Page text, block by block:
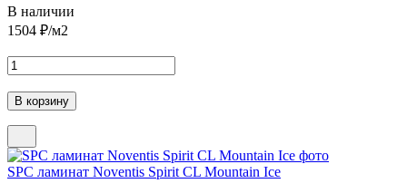
В наличии
1504 ₽/м2
SPC ламинат Noventis Spirit CL Mountain Ice